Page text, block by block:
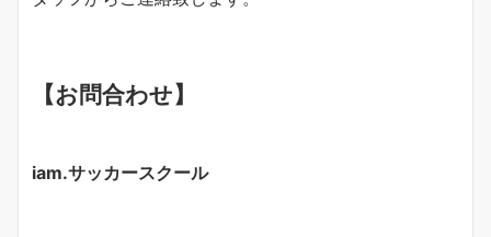
【お問合わせ】
iam.サッカースクール